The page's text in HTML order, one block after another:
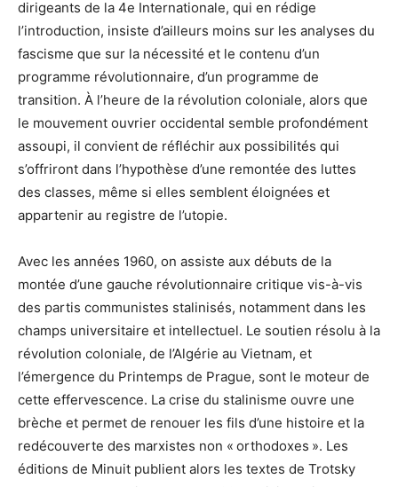
dirigeants de la 4e Internationale, qui en rédige
l’introduction, insiste d’ailleurs moins sur les analyses du
fascisme que sur la nécessité et le contenu d’un
programme révolutionnaire, d’un programme de
transition. À l’heure de la révolution coloniale, alors que
le mouvement ouvrier occidental semble profondément
assoupi, il convient de réfléchir aux possibilités qui
s’offriront dans l’hypothèse d’une remontée des luttes
des classes, même si elles semblent éloignées et
appartenir au registre de l’utopie.
Avec les années 1960, on assiste aux débuts de la
montée d’une gauche révolutionnaire critique vis-à-vis
des partis communistes stalinisés, notamment dans les
champs universitaire et intellectuel. Le soutien résolu à la
révolution coloniale, de l’Algérie au Vietnam, et
l’émergence du Printemps de Prague, sont le moteur de
cette effervescence. La crise du stalinisme ouvre une
brèche et permet de renouer les fils d’une histoire et la
redécouverte des marxistes non « orthodoxes ». Les
éditions de Minuit publient alors les textes de Trotsky